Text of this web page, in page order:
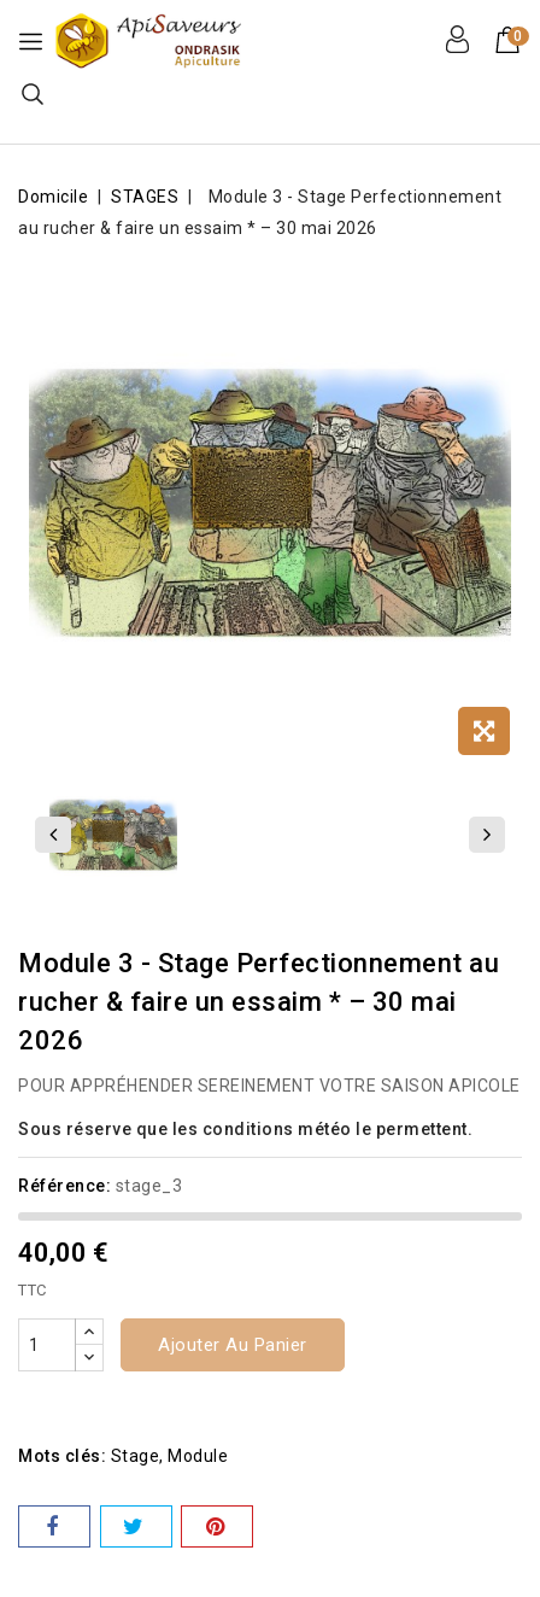
0
Domicile STAGES
Module 3 - Stage Perfectionnement
au rucher & faire un essaim * – 30 mai 2026
Module 3 - Stage Perfectionnement au
rucher & faire un essaim * – 30 mai
2026
POUR APPRÉHENDER SEREINEMENT VOTRE SAISON APICOLE
Sous réserve que les conditions météo le permettent.
Référence: stage_3
40,00 €
TTC
Ajouter Au Panier
Mots clés: Stage Module